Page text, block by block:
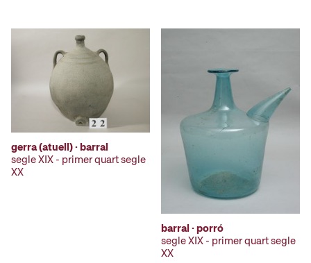
gerra (atuell) · barral
segle XIX - primer quart segle
XX
barral · porró
segle XIX - primer quart segle
XX